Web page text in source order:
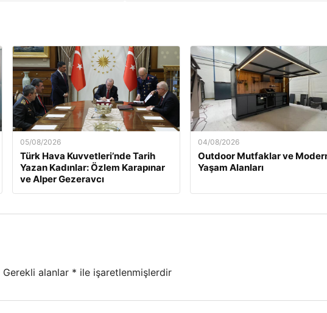
05/08/2026
Türk Hava Kuvvetleri’nde Tarih
Yazan Kadınlar: Özlem Karapınar
ve Alper Gezeravcı
04/08/2026
Outdoor Mutfaklar ve
Yaşam Alanları
Gerekli alanlar * ile işaretlenmişlerdir